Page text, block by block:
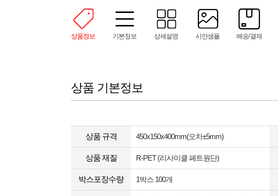
상품정보 기본정보 상세설명 시안샘플 배송/결제
상품 기본정보
상품 규격 450x150x400mm(오차±5mm)
상품 재질 R-PET (리사이클 페트원단)
박스포장수량 1박스 100개